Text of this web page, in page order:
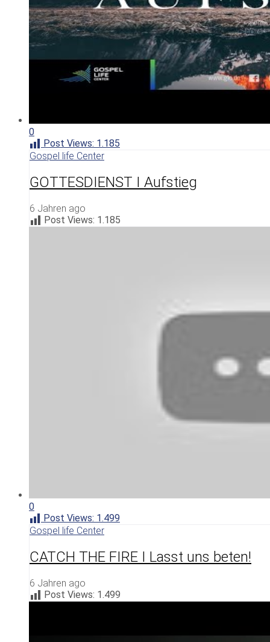
0
Post Views: 1.185
Gospel life Center
GOTTESDIENST I Aufstieg
6 Jahren ago
Post Views: 1.185
0
Post Views: 1.499
Gospel life Center
CATCH THE FIRE I Lasst uns beten!
6 Jahren ago
Post Views: 1.499